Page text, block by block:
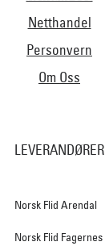
Netthandel
Personvern
Om Oss
LEVERANDØRER
Norsk Flid Arendal
Norsk Flid Fagernes